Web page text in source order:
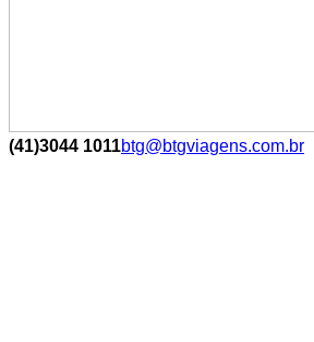
(41)3044 1011btg@btgviagens.com.br